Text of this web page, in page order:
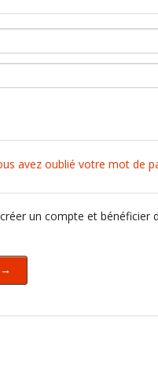
avez oublié votre mot de
un compte et bénéficier